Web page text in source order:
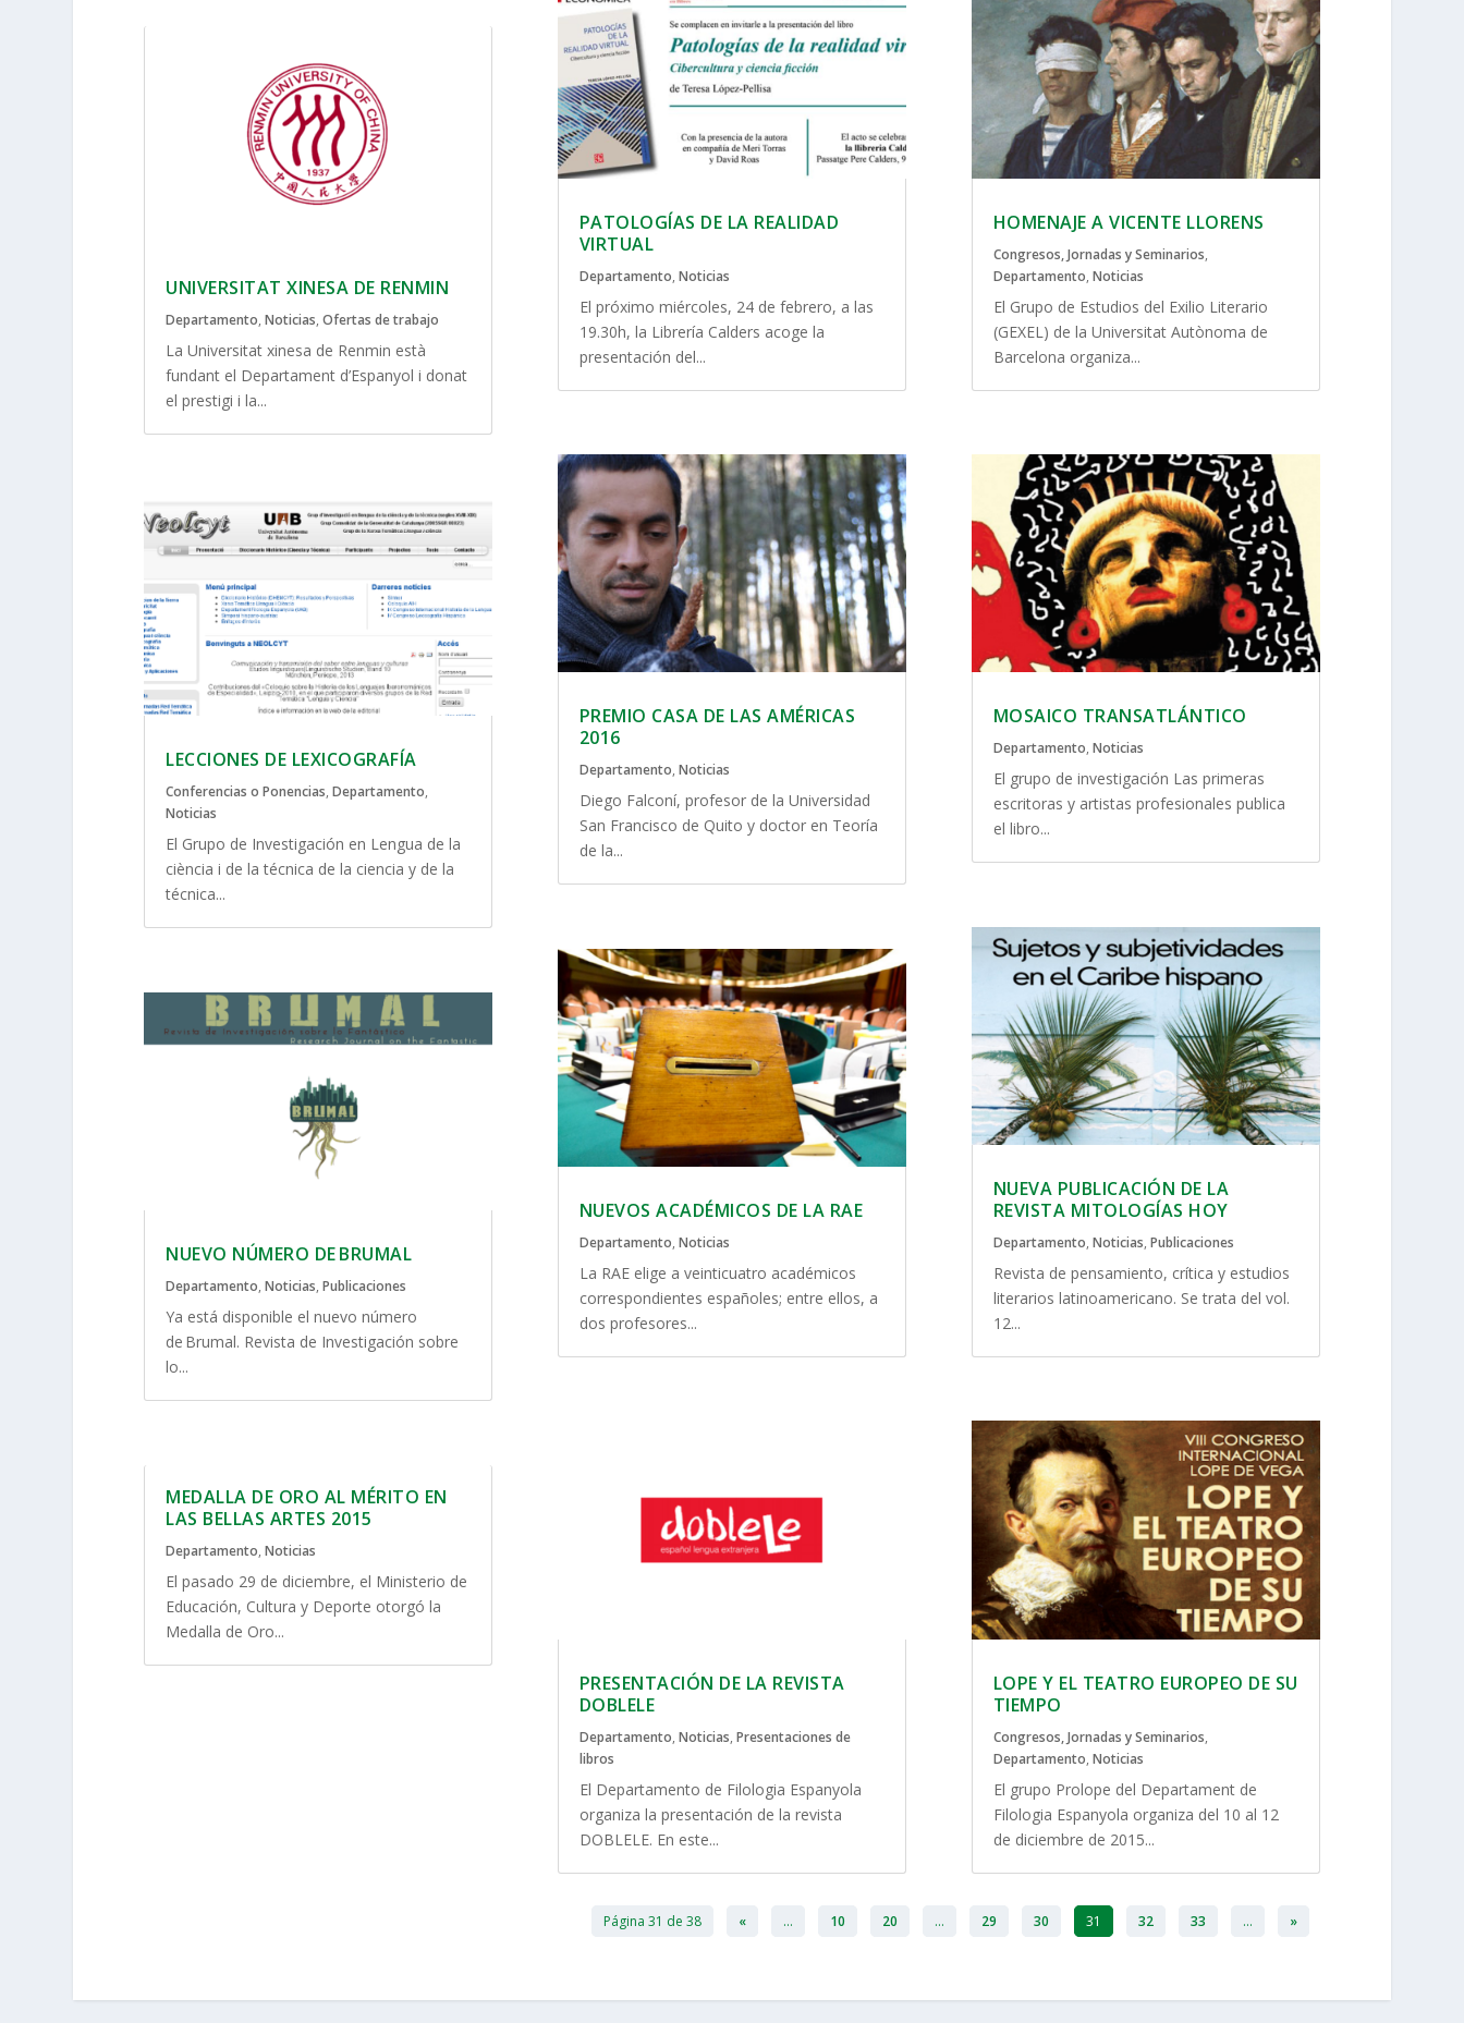
UNIVERSITAT XINESA DE RENMIN
Departamento, Noticias, Ofertas de trabajo
La Universitat xinesa de Renmin està
fundant el Departament d’Espanyol i donat
el prestigi i la...
LECCIONES DE LEXICOGRAFÍA
Conferencias o Ponencias, Departamento,
Noticias
El Grupo de Investigación en Lengua de la
ciència i de la técnica de la ciencia y de la
técnica...
NUEVO NÚMERO DE BRUMAL
Departamento, Noticias, Publicaciones
Ya está disponible el nuevo número
de Brumal. Revista de Investigación sobre
lo...
MEDALLA DE ORO AL MÉRITO EN
LAS BELLAS ARTES 2015
Departamento, Noticias
El pasado 29 de diciembre, el Ministerio de
Educación, Cultura y Deporte otorgó la
Medalla de Oro...
PATOLOGÍAS DE LA REALIDAD
VIRTUAL
Departamento, Noticias
El próximo miércoles, 24 de febrero, a las
19.30h, la Librería Calders acoge la
presentación del...
PREMIO CASA DE LAS AMÉRICAS
2016
Departamento, Noticias
Diego Falconí, profesor de la Universidad
San Francisco de Quito y doctor en Teoría
de la...
NUEVOS ACADÉMICOS DE LA RAE
Departamento, Noticias
La RAE elige a veinticuatro académicos
correspondientes españoles; entre ellos, a
dos profesores...
PRESENTACIÓN DE LA REVISTA
DOBLELE
Departamento, Noticias, Presentaciones de
libros
El Departamento de Filologia Espanyola
organiza la presentación de la revista
DOBLELE. En este...
HOMENAJE A VICENTE LLORENS
Congresos, Jornadas y Seminarios,
Departamento, Noticias
El Grupo de Estudios del Exilio Literario
(GEXEL) de la Universitat Autònoma de
Barcelona organiza...
MOSAICO TRANSATLÁNTICO
Departamento, Noticias
El grupo de investigación Las primeras
escritoras y artistas profesionales publica
el libro...
NUEVA PUBLICACIÓN DE LA
REVISTA MITOLOGÍAS HOY
Departamento, Noticias, Publicaciones
Revista de pensamiento, crítica y estudios
literarios latinoamericano. Se trata del vol.
12...
LOPE Y EL TEATRO EUROPEO DE SU
TIEMPO
Congresos, Jornadas y Seminarios,
Departamento, Noticias
El grupo Prolope del Departament de
Filologia Espanyola organiza del 10 al 12
de diciembre de 2015...
Página 31 de 38 « ... 10 20 ... 29 30 31 32 33 ... »